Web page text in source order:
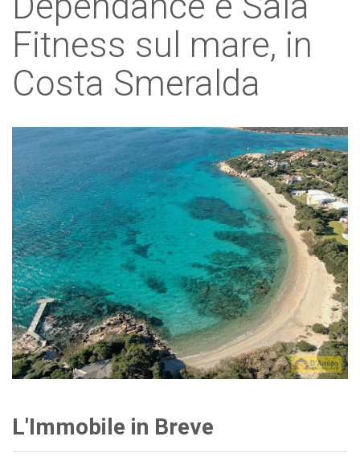
Fitness sul mare, in
Costa Smeralda
L'Immobile in Breve